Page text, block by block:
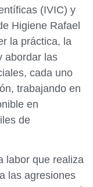
(IVIC) y
Higiene Rafael
la práctica, la
abordar las
cada uno
trabajando en
en
de
labor que realiza
las agresiones